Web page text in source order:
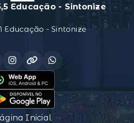
Educação - Sintonize
Educação - Sintonize
Inicial